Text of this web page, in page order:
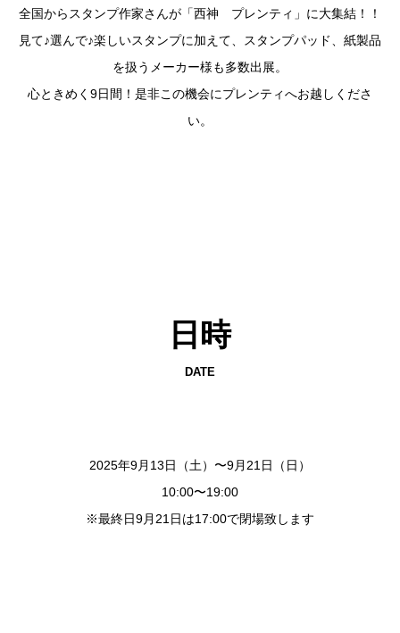
全国からスタンプ作家さんが「西神 プレンティ」に大集結！！
見て♪選んで♪楽しいスタンプに加えて、スタンプパッド、紙製品
を扱うメーカー様も多数出展。
心ときめく9日間！是非この機会にプレンティへお越しくださ
い。
日時
DATE
2025年9月13日（土）〜9月21日（日）
10:00〜19:00
※最終日9月21日は17:00で閉場致します